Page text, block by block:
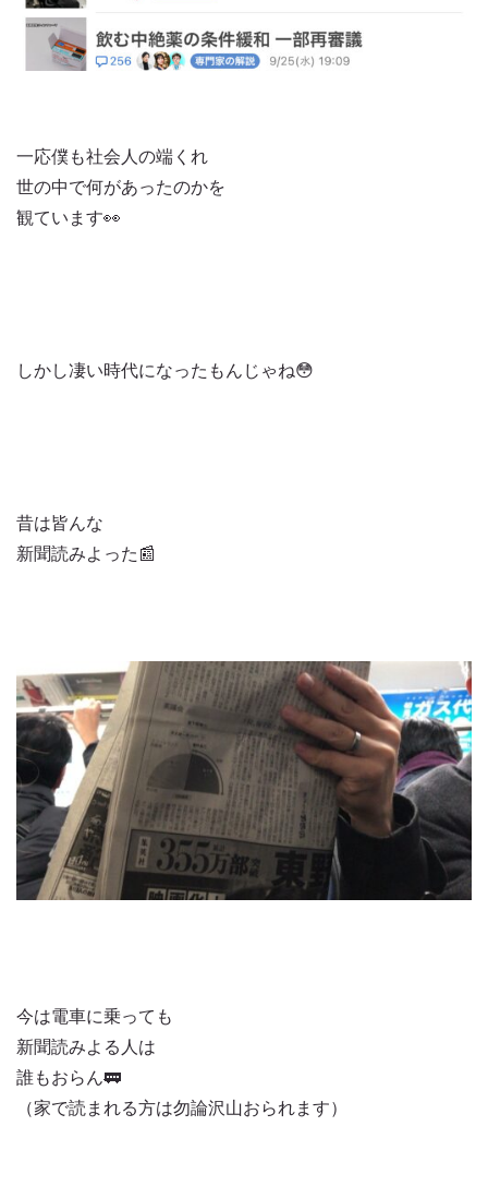
一応僕も社会人の端くれ
世の中で何があったのかを
観ています👀
しかし凄い時代になったもんじゃね😳
昔は皆んな
新聞読みよった📰
今は電車に乗っても
新聞読みよる人は
誰もおらん🚃
（家で読まれる方は勿論沢山おられます）